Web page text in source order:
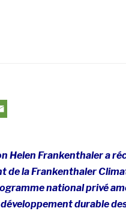
Helen Frankenthaler a
de la Frankenthaler
national privé
développement durable